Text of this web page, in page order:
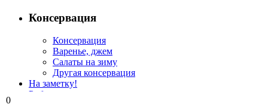
0
Консервация
Консервация
Варенье, джем
Салаты на зиму
Другая консервация
На заметку!
Рубрикатор